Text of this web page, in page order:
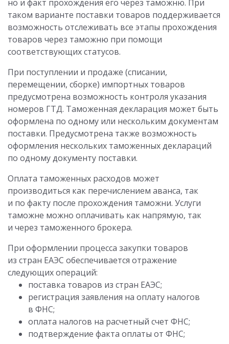
но и факт прохождения его через таможню. При
таком варианте поставки товаров поддерживается
возможность отслеживать все этапы прохождения
товаров через таможню при помощи
соответствующих статусов.
При поступлении и продаже (списании,
перемещении, сборке) импортных товаров
предусмотрена возможность контроля указания
номеров ГТД. Таможенная декларация может быть
оформлена по одному или нескольким документам
поставки. Предусмотрена также возможность
оформления нескольких таможенных деклараций
по одному документу поставки.
Оплата таможенных расходов может
производиться как перечислением аванса, так
и по факту после прохождения таможни. Услуги
таможне можно оплачивать как напрямую, так
и через таможенного брокера.
При оформлении процесса закупки товаров
из стран ЕАЭС обеспечивается отражение
следующих операций:
поставка товаров из стран ЕАЭС;
регистрация заявления на оплату налогов
в ФНС;
оплата налогов на расчетный счет ФНС;
подтверждение факта оплаты от ФНС;